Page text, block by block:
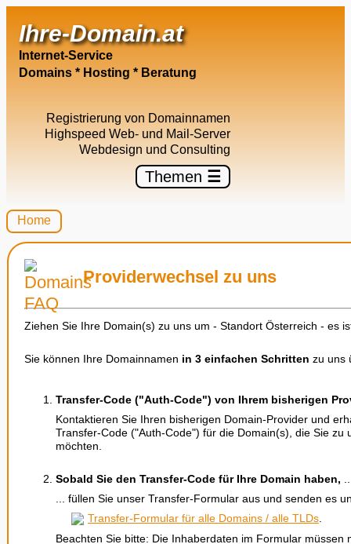
Ihre-Domain.at
Internet-Service
Domains * Hosting * Beratung
Registrierung von Domainnamen
Highspeed Web- und Mail-Server
Webdesign und Consulting
Themen ☰
Home
Providerwechsel zu uns
Ziehen Sie Ihre Domain(s) zu uns um - Standort Österreich - es
Sie können Ihre Domainnamen in 3 einfachen Schritten zu uns
Transfer-Code ("Auth-Code") von Ihrem bisherigen
Kontaktieren Sie Ihren bisherigen Domain-Provider und
Transfer-Code ("Auth-Code") für die Domain(s), die Sie zu
möchten.
Sobald Sie den Transfer-Code für Ihre Domain haben,
... füllen Sie unser Transfer-Formular aus und senden es
Transfer-Formular für alle Domains / alle TLDs
Beachten Sie bitte: Die Inhaberdaten im Formular müssen